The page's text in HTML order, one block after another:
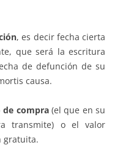
, es decir fecha cierta
que será la escritura
de defunción de su
causa.
de compra (el que en su
transmite) o el valor
gratuita.